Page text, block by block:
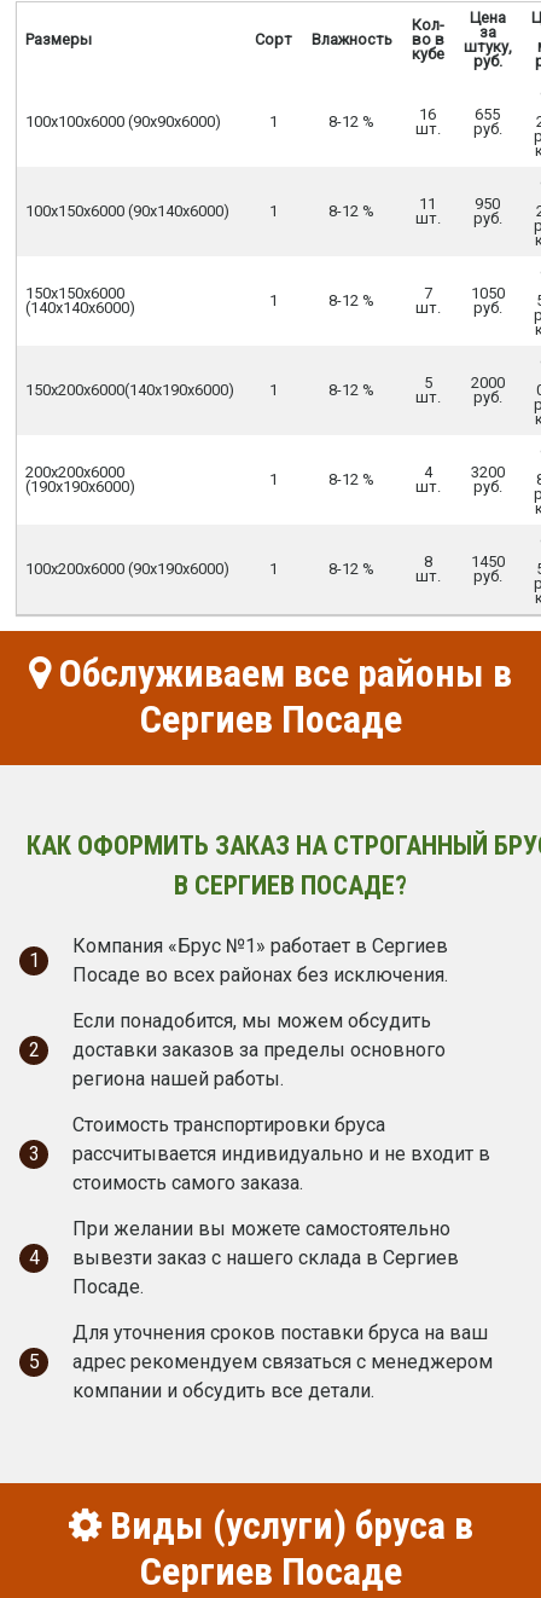
Размеры Сорт Влажность
Кол-
во в
кубе
Цена
за
штуку,
руб.
100х100х6000 (90х90х6000) 1 8-12 %
16
шт.
655
руб.
100х150х6000 (90х140х6000) 1 8-12 %
11
шт.
950
руб.
150х150х6000
(140х140х6000)
1 8-12 %
7
шт.
1050
руб.
150х200х6000(140х190х6000) 1 8-12 %
5
шт.
2000
руб.
200х200х6000
(190х190х6000)
1 8-12 %
4
шт.
3200
руб.
100х200х6000 (90х190х6000) 1 8-12 %
8
шт.
1450
руб.
Обслуживаем все районы в
Сергиев Посаде
КАК ОФОРМИТЬ ЗАКАЗ НА СТРОГАННЫЙ
В СЕРГИЕВ ПОСАДЕ?
1
Компания «Брус №1» работает в Сергиев
Посаде во всех районах без исключения.
2
Если понадобится, мы можем обсудить
доставки заказов за пределы основного
региона нашей работы.
3
Стоимость транспортировки бруса
рассчитывается индивидуально и не входит в
стоимость самого заказа.
4
При желании вы можете самостоятельно
вывезти заказ с нашего склада в Сергиев
Посаде.
5
Для уточнения сроков поставки бруса на ваш
адрес рекомендуем связаться с менеджером
компании и обсудить все детали.
Виды (услуги) бруса в
Сергиев Посаде